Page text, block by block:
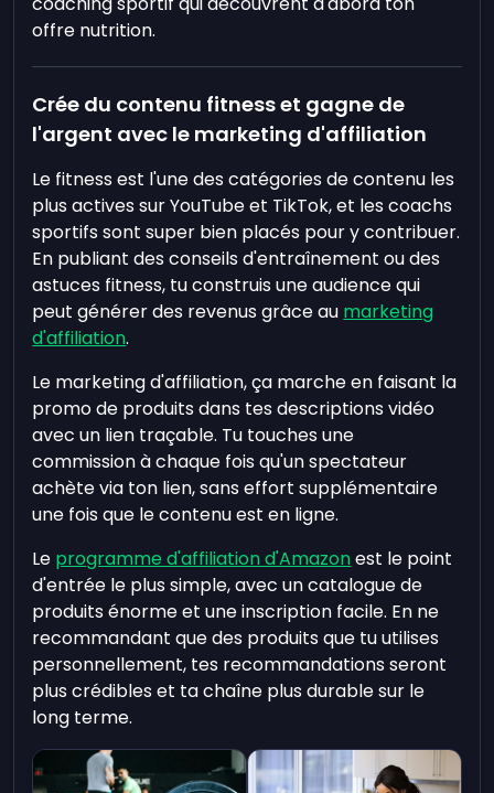
offre nutrition.
Crée du contenu fitness et gagne de
l'argent avec le marketing d'affiliation
Le fitness est l'une des catégories de contenu les
plus actives sur YouTube et TikTok, et les coachs
sportifs sont super bien placés pour y contribuer.
En publiant des conseils d'entraînement ou des
astuces fitness, tu construis une audience qui
peut générer des revenus grâce au marketing
d'affiliation.
Le marketing d'affiliation, ça marche en faisant la
promo de produits dans tes descriptions vidéo
avec un lien traçable. Tu touches une
commission à chaque fois qu'un spectateur
achète via ton lien, sans effort supplémentaire
une fois que le contenu est en ligne.
Le programme d'affiliation d'Amazonest le point
d'entrée le plus simple, avec un catalogue de
produits énorme et une inscription facile. En ne
recommandant que des produits que tu utilises
personnellement, tes recommandations seront
plus crédibles et ta chaîne plus durable sur le
long terme.